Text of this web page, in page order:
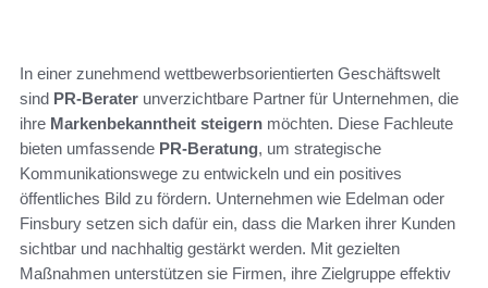
In einer zunehmend wettbewerbsorientierten Geschäftswelt
sind PR-Berater unverzichtbare Partner für Unternehmen, die
ihre Markenbekanntheit steigern möchten. Diese Fachleute
bieten umfassende PR-Beratung, um strategische
Kommunikationswege zu entwickeln und ein positives
öffentliches Bild zu fördern. Unternehmen wie Edelman oder
Finsbury setzen sich dafür ein, dass die Marken ihrer Kunden
sichtbar und nachhaltig gestärkt werden. Mit gezielten
Maßnahmen unterstützen sie Firmen, ihre Zielgruppe effektiv